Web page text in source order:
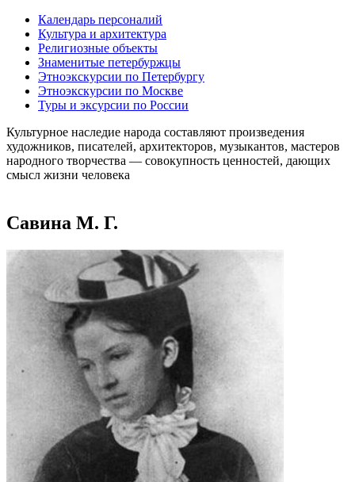
Календарь персоналий
Культура и архитектура
Религиозные объекты
Знаменитые петербуржцы
Этноэкскурсии по Петербургу
Этноэкскурсии по Москве
Туры и эксурсии по России
Культурное наследие народа составляют произведения
художников, писателей, архитекторов, музыкантов, мастеров
народного творчества ― совокупность ценностей, дающих
смысл жизни человека
Савина М. Г.